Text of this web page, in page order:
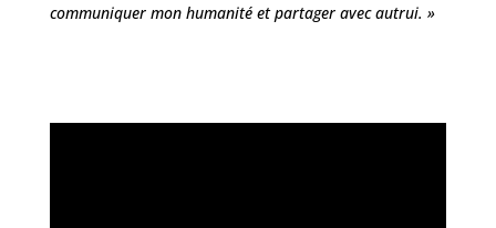
communiquer mon humanité et partager avec autrui. »